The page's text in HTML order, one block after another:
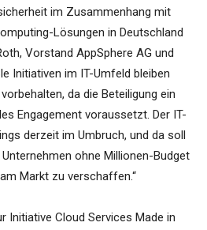
im Zusammenhang mit
Lösungen in Deutschland
Vorstand AppSphere AG und
Initiativen im IT-Umfeld bleiben
da die Beteiligung ein
Engagement voraussetzt. Der IT-
derzeit im Umbruch, und da soll
ohne Millionen-Budget
Markt zu verschaffen.“
Initiative Cloud Services Made in